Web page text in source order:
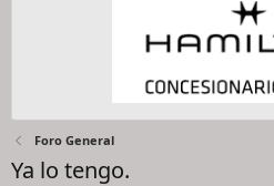
Foro General
Ya lo tengo.